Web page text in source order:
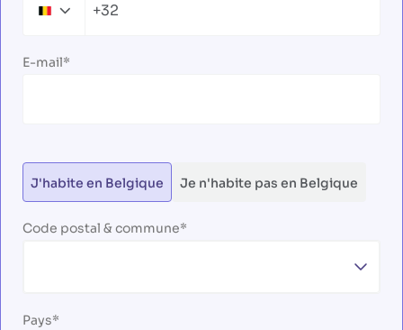
Belgium+32
E-mail
J'habite en Belgique Je n'habite pas en Belgique
Code postal & commune
Pays